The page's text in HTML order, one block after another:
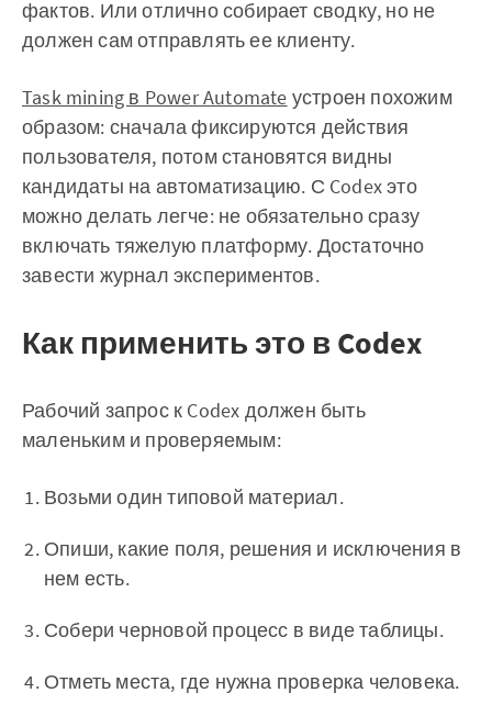
фактов. Или отлично собирает сводку, но не
должен сам отправлять ее клиенту.
Task mining в Power Automate устроен похожим
образом: сначала фиксируются действия
пользователя, потом становятся видны
кандидаты на автоматизацию. С Codex это
можно делать легче: не обязательно сразу
включать тяжелую платформу. Достаточно
завести журнал экспериментов.
Как применить это в Codex
Рабочий запрос к Codex должен быть
маленьким и проверяемым:
Возьми один типовой материал.
Опиши, какие поля, решения и исключения в
нем есть.
Собери черновой процесс в виде таблицы.
Отметь места, где нужна проверка человека.